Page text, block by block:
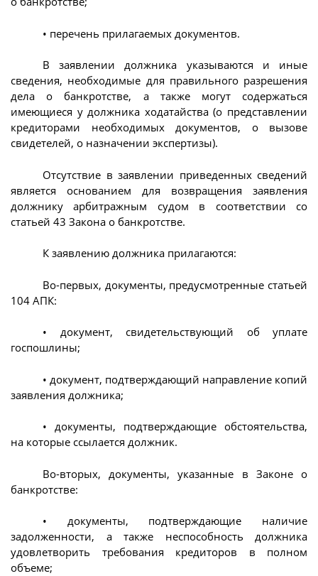
• перечень прилагаемых документов.
В заявлении должника указываются и иные
сведения, необходимые для правильного разрешения
дела о банкротстве, а также могут содержаться
имеющиеся у должника ходатайства (о представлении
кредиторами необходимых документов, о вызове
свидетелей, о назначении экспертизы).
Отсутствие в заявлении приведенных сведений
является основанием для возвращения заявления
должнику арбитражным судом в соответствии со
статьей 43 Закона о банкротстве.
К заявлению должника прилагаются:
Во-первых, документы, предусмотренные статьей
104 АПК:
• документ, свидетельствующий об уплате
госпошлины;
• документ, подтверждающий направление копий
заявления должника;
• документы, подтверждающие обстоятельства,
на которые ссылается должник.
Во-вторых, документы, указанные в Законе о
банкротстве:
• документы, подтверждающие наличие
задолженности, а также неспособность должника
удовлетворить требования кредиторов в полном
объеме;